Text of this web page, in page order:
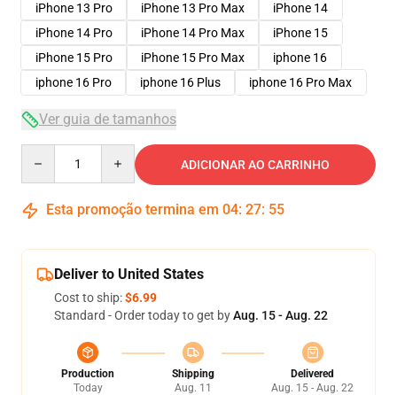
iPhone 13 Pro
iPhone 13 Pro Max
iPhone 14
iPhone 14 Pro
iPhone 14 Pro Max
iPhone 15
iPhone 15 Pro
iPhone 15 Pro Max
iphone 16
iphone 16 Pro
iphone 16 Plus iphone 16 Pro Max
Ver guia de tamanhos
ADICIONAR AO CARRINHO
Esta promoção termina em 04: 27: 54
Deliver to United States
Cost to ship:$6.99
Standard - Order today to get byAug. 15 - Aug. 22
Production
Today
Shipping
Aug. 11
Delivered
Aug. 15 - Aug. 22